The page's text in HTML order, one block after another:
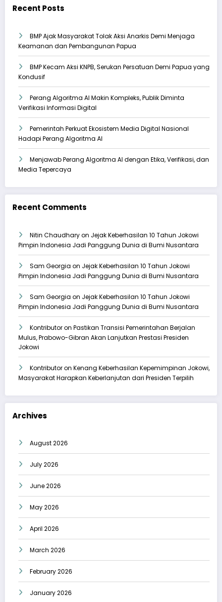
Recent Posts
BMP Ajak Masyarakat Tolak Aksi Anarkis Demi Menjaga
Keamanan dan Pembangunan Papua
BMP Kecam Aksi KNPB, Serukan Persatuan Demi Papua yang
Kondusif
Perang Algoritma AI Makin Kompleks, Publik Diminta
Verifikasi Informasi Digital
Pemerintah Perkuat Ekosistem Media Digital Nasional
Hadapi Perang Algoritma AI
Menjawab Perang Algoritma AI dengan Etika, Verifikasi, dan
Media Tepercaya
Recent Comments
Nitin Chaudharyon Jejak Keberhasilan 10 Tahun Jokowi
Pimpin Indonesia Jadi Panggung Dunia di Bumi Nusantara
Sam Georgia on Jejak Keberhasilan 10 Tahun Jokowi
Pimpin Indonesia Jadi Panggung Dunia di Bumi Nusantara
Sam Georgia on Jejak Keberhasilan 10 Tahun Jokowi
Pimpin Indonesia Jadi Panggung Dunia di Bumi Nusantara
Kontributoron Pastikan Transisi Pemerintahan Berjalan
Mulus, Prabowo-Gibran Akan Lanjutkan Prestasi Presiden
Jokowi
Kontributoron Kenang Keberhasilan Kepemimpinan Jokowi,
Masyarakat Harapkan Keberlanjutan dari Presiden Terpilih
Archives
August 2026
July 2026
June 2026
May 2026
April 2026
March 2026
February 2026
January 2026